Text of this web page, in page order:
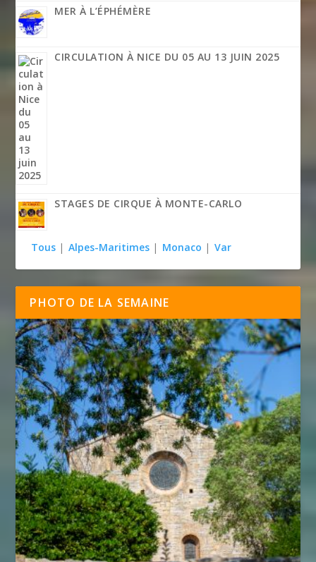
MER À L’ÉPHÉMÈRE
CIRCULATION À NICE DU 05 AU 13 JUIN 2025
STAGES DE CIRQUE À MONTE-CARLO
Tous | Alpes-Maritimes | Monaco | Var
PHOTO DE LA SEMAINE